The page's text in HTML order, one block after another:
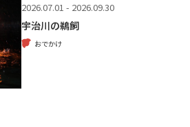
2026.07.01 - 2026.09.30
宇治川の鵜飼
おでかけ